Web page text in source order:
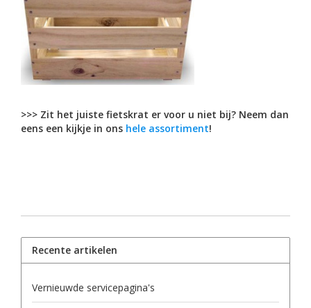
>>> Zit het juiste fietskrat er voor u niet bij? Neem dan
eens een kijkje in ons hele assortiment!
Recente artikelen
Vernieuwde servicepagina's